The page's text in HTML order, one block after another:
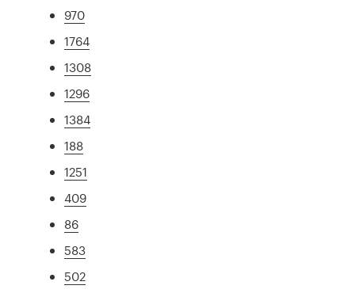
970
1764
1308
1296
1384
188
1251
409
86
583
502